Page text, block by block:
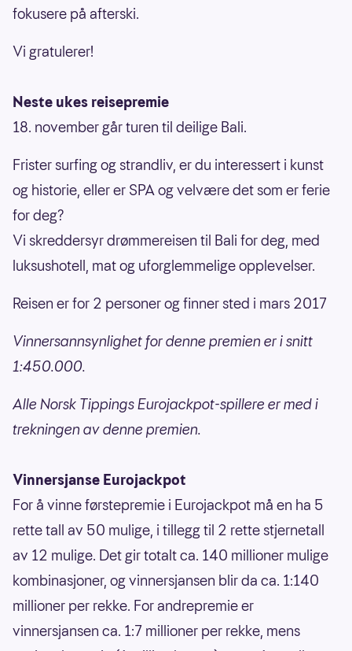
fokusere på afterski.
Vi gratulerer!
Neste ukes reisepremie
18. november går turen til deilige Bali.
Frister surfing og strandliv, er du interessert i kunst
og historie, eller er SPA og velvære det som er ferie
for deg?
Vi skreddersyr drømmereisen til Bali for deg, med
luksushotell, mat og uforglemmelige opplevelser.
Reisen er for 2 personer og finner sted i mars 2017
Vinnersannsynlighet for denne premien er i snitt
1:450.000.
Alle Norsk Tippings Eurojackpot-spillere er med i
trekningen av denne premien.
Vinnersjanse Eurojackpot
For å vinne førstepremie i Eurojackpot må en ha 5
rette tall av 50 mulige, i tillegg til 2 rette stjernetall
av 12 mulige. Det gir totalt ca. 140 millioner mulige
kombinasjoner, og vinnersjansen blir da ca. 1:140
millioner per rekke. For andrepremie er
vinnersjansen ca. 1:7 millioner per rekke, mens